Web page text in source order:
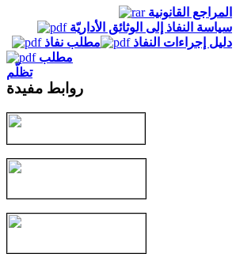
المراجع القانونية
سياسة النفاذ إلى الوثائق الأداريّة
دليل إجراءات النفاذ
مطلب نفاذ
مطلب
تظلّم
روابط مفيدة